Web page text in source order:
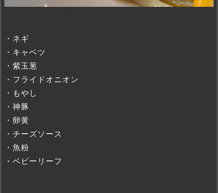
・ネギ
・キャベツ
・紫玉葱
・フライドオニオン
・もやし
・神豚
・卵黄
・チーズソース
・魚粉
・ベビーリーフ